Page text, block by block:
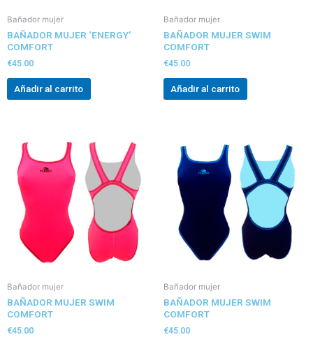
Bañador mujer
BAÑADOR MUJER ‘ENERGY’
COMFORT
€45.00
Añadir al carrito
Bañador mujer
BAÑADOR MUJER SWIM
COMFORT
€45.00
Añadir al carrito
Bañador mujer
BAÑADOR MUJER SWIM
COMFORT
€45.00
Bañador mujer
BAÑADOR MUJER SWIM
COMFORT
€45.00